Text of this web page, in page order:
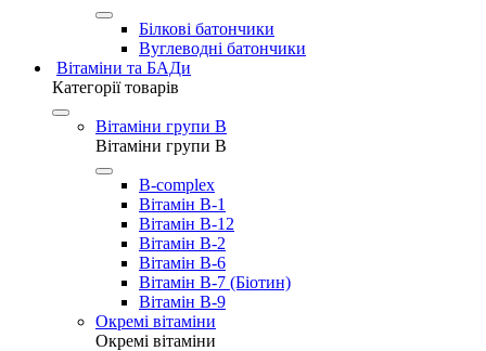
Білкові батончики
Вуглеводні батончики
Вітаміни та БАДи
Категорії товарів
Вітаміни групи B
Вітаміни групи B
B-complex
Вітамін B-1
Вітамін B-12
Вітамін B-2
Вітамін B-6
Вітамін B-7 (Біотин)
Вітамін B-9
Окремі вітаміни
Окремі вітаміни